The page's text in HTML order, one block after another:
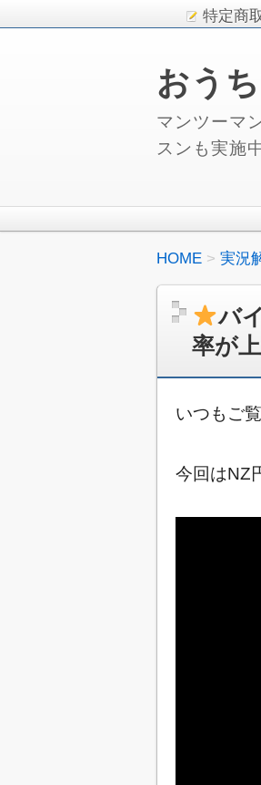
特定商
おう
マンツーマ
スンも実施
HOME 実況
バ
率が
いつもご
今回はNZ